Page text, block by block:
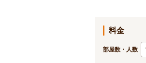
料金
部屋数・人数